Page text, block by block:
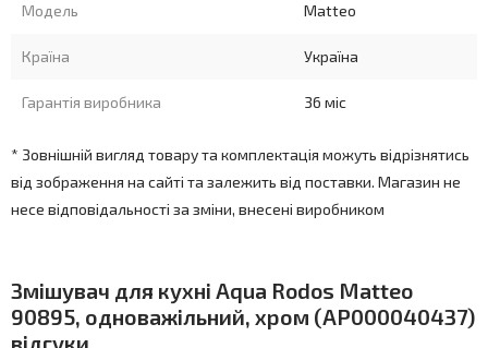
Модель Matteo
Країна Україна
Гарантія виробника 36 міс
* Зовнішній вигляд товару та комплектація можуть відрізнятись
від зображення на сайті та залежить від поставки. Магазин не
несе відповідальності за зміни, внесені виробником
Змішувач для кухні Aqua Rodos Matteo
90895, одноважільний, хром (АР000040437)
відгуки